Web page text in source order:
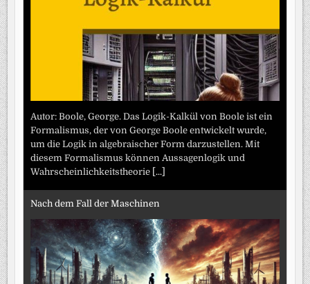
Autor: Boole, George. Das Logik-Kalkül von Boole ist ein
Formalismus, der von George Boole entwickelt wurde,
um die Logik in algebraischer Form darzustellen. Mit
diesem Formalismus können Aussagenlogik und
Wahrscheinlichkeitstheorie [...]
Nach dem Fall der Maschinen